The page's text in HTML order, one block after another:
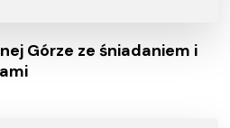
Górze ze śniadaniem i